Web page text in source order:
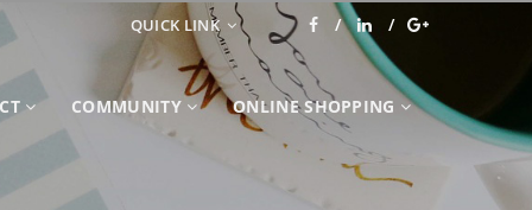
QUICK LINK
COMMUNITY ONLINE SHOPPING